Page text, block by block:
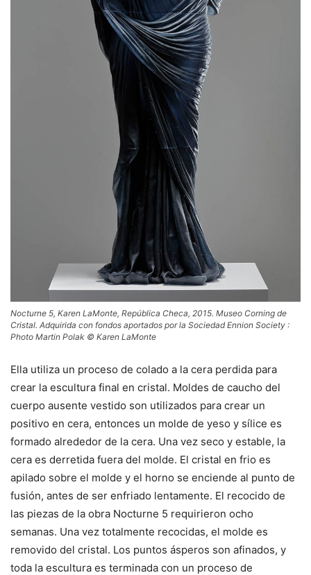
Nocturne 5, Karen LaMonte, República Checa, 2015. Museo Corning de
Cristal. Adquirida con fondos aportados por la Sociedad Ennion Society :
Photo Martin Polak © Karen LaMonte
Ella utiliza un proceso de colado a la cera perdida para
crear la escultura final en cristal. Moldes de caucho del
cuerpo ausente vestido son utilizados para crear un
positivo en cera, entonces un molde de yeso y sílice es
formado alrededor de la cera. Una vez seco y estable, la
cera es derretida fuera del molde. El cristal en frio es
apilado sobre el molde y el horno se enciende al punto de
fusión, antes de ser enfriado lentamente. El recocido de
las piezas de la obra Nocturne 5 requirieron ocho
semanas. Una vez totalmente recocidas, el molde es
removido del cristal. Los puntos ásperos son afinados, y
toda la escultura es terminada con un proceso de